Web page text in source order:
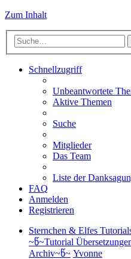
Zum Inhalt
Schnellzugriff
Unbeantwortete
Aktive Themen
Suche
Mitglieder
Das Team
Liste der
FAQ
Anmelden
Registrieren
Sternchen & Elfes
~წ~Tutorial
Archiv~წ~ Yvonne